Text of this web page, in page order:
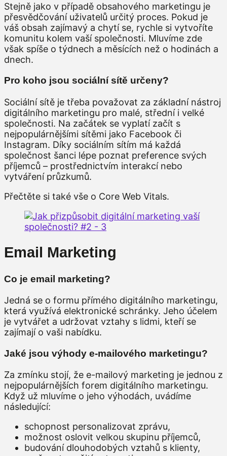
Stejně jako v případě obsahového marketingu je
přesvědčování uživatelů určitý proces. Pokud je
váš obsah zajímavý a chytí se, rychle si vytvoříte
komunitu kolem vaší společnosti. Mluvíme zde
však spíše o týdnech a měsících než o hodinách a
dnech.
Pro koho jsou sociální sítě určeny?
Sociální sítě je třeba považovat za základní nástroj
digitálního marketingu pro malé, střední i velké
společnosti. Na začátek se vyplatí začít s
nejpopulárnějšími sítěmi jako Facebook či
Instagram. Díky sociálním sítím má každá
společnost šanci lépe poznat preference svých
příjemců – prostřednictvím interakcí nebo
vytváření průzkumů.
Přečtěte si také vše o Core Web Vitals.
Email Marketing
Co je email marketing?
Jedná se o formu přímého digitálního marketingu,
která využívá elektronické schránky. Jeho účelem
je vytvářet a udržovat vztahy s lidmi, kteří se
zajímají o vaši nabídku.
Jaké jsou výhody e-mailového marketingu?
Za zmínku stojí, že e-mailový marketing je jednou z
nejpopulárnějších forem digitálního marketingu.
Když už mluvíme o jeho výhodách, uvádíme
následující:
schopnost personalizovat zprávu,
možnost oslovit velkou skupinu příjemců,
budování dlouhodobých vztahů s klienty,